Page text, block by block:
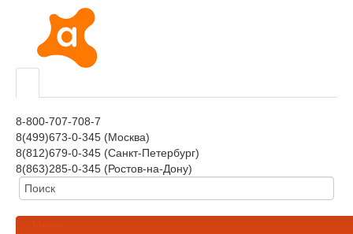
8-800-707-708-7
8(499)673-0-345 (Москва)
8(812)679-0-345 (Санкт-Петербург)
8(863)285-0-345 (Ростов-на-Дону)